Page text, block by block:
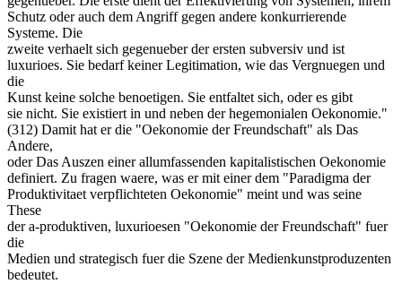
Schutz oder auch dem Angriff gegen andere konkurrierende
Systeme. Die
zweite verhaelt sich gegenueber der ersten subversiv und ist
luxurioes. Sie bedarf keiner Legitimation, wie das Vergnuegen und
die
Kunst keine solche benoetigen. Sie entfaltet sich, oder es gibt
sie nicht. Sie existiert in und neben der hegemonialen Oekonomie."
(312) Damit hat er die "Oekonomie der Freundschaft" als Das
Andere,
oder Das Auszen einer allumfassenden kapitalistischen Oekonomie
definiert. Zu fragen waere, was er mit einer dem "Paradigma der
Produktivitaet verpflichteten Oekonomie" meint und was seine
These
der a-produktiven, luxurioesen "Oekonomie der Freundschaft" fuer
die
Medien und strategisch fuer die Szene der Medienkunstproduzenten
bedeutet.